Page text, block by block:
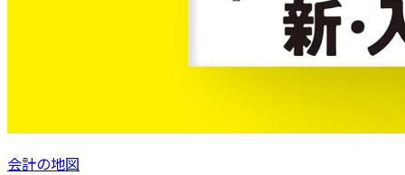
会計の地図